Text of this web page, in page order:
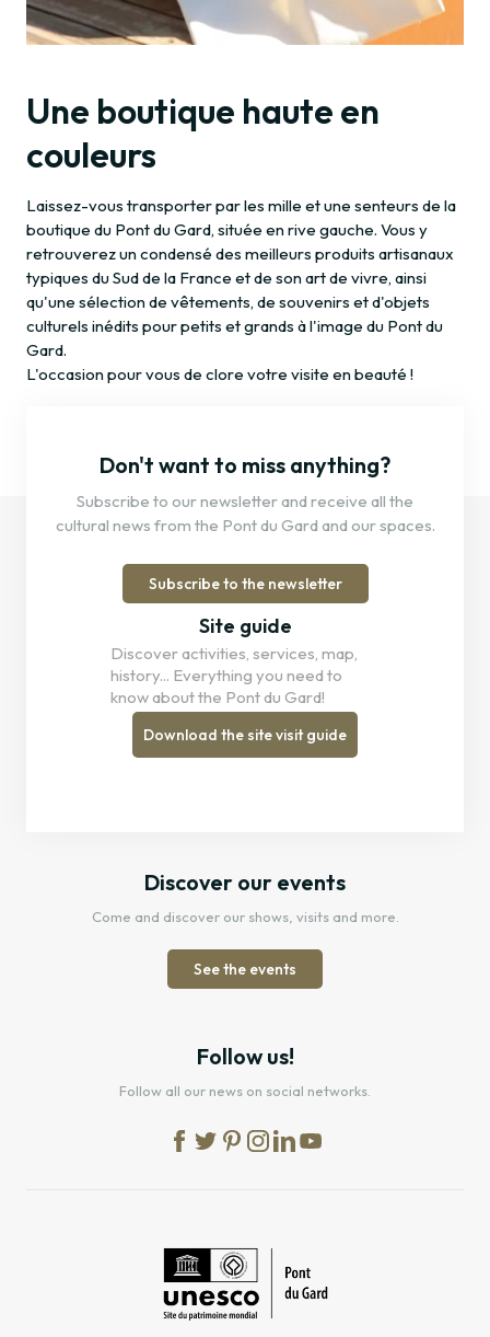
Une boutique haute en
couleurs
Laissez-vous transporter par les mille et une senteurs de la
boutique du Pont du Gard, située en rive gauche. Vous y
retrouverez un condensé des meilleurs produits artisanaux
typiques du Sud de la France et de son art de vivre, ainsi
qu'une sélection de vêtements, de souvenirs et d'objets
culturels inédits pour petits et grands à l'image du Pont du
Gard.
L'occasion pour vous de clore votre visite en beauté !
Don't want to miss anything?
Subscribe to our newsletter and receive all the
cultural news from the Pont du Gard and our spaces.
Subscribe to the newsletter
Site guide
Discover activities, services, map,
history... Everything you need to
know about the Pont du Gard!
Download the site visit guide
Discover our events
Come and discover our shows, visits and more.
See the events
Follow us!
Follow all our news on social networks.